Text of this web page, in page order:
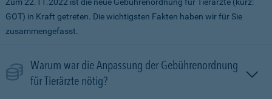
GOT) in Kraft getreten. Die wichtigsten Fakten haben wir für Sie
zusammengefasst.
Warum war die Anpassung der Gebührenordnung
für Tierärzte nötig?